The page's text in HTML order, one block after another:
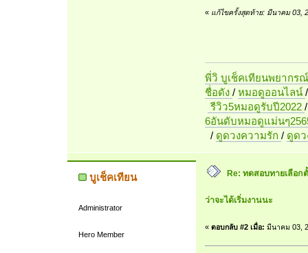
« แก้ไขครั้งสุดท้าย: มีนาคม 03,
พี่วิ บูเช็คเทียนพยากร
ชื่อดัง / หมอดูออนไลน์
รีวิว5หมอดูรับปี2022
6อันดับหมอดูแม่นๆ
/ ดูดวงความรัก / ดูด
บูเช็คเทียน
Administrator
Hero Member
Re: ทดสอบทายเลือก
ว่าจะได้เริ่มงานนะ
« ตอบกลับ #2 เมื่อ: มีนาคม 03,